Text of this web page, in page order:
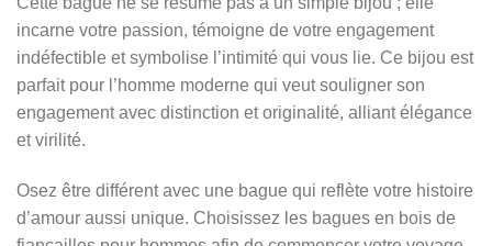
incarne votre passion, témoigne de votre engagement
indéfectible et symbolise l’intimité qui vous lie. Ce bijou est
parfait pour l’homme moderne qui veut souligner son
engagement avec distinction et originalité, alliant élégance
et virilité.
Osez être différent avec une bague qui reflète votre histoire
d’amour aussi unique. Choisissez les bagues en bois de